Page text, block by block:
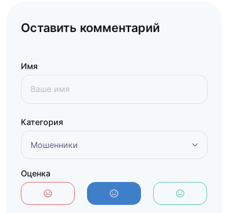
Оставить комментарий
Имя
Категория
Оценка